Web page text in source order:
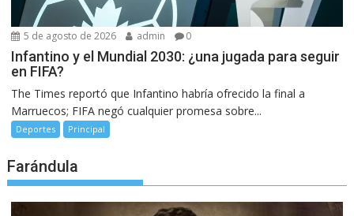
5 de agosto de 2026 admin 0
Infantino y el Mundial 2030: ¿una jugada para seguir
en FIFA?
The Times reportó que Infantino habría ofrecido la final a
Marruecos; FIFA negó cualquier promesa sobre...
Deportes Principal
Farándula